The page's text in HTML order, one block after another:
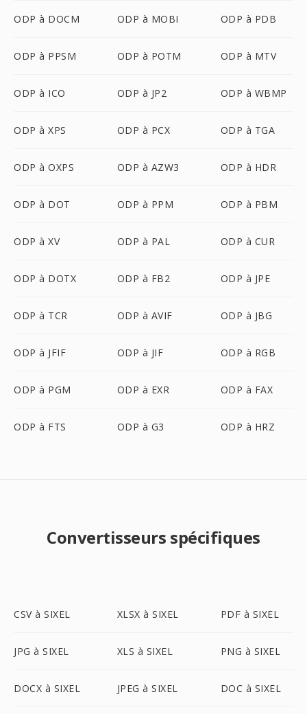
ODP à DOCM ODP à MOBI ODP à PDB
ODP à PPSM ODP à POTM ODP à MTV
ODP à ICO ODP à JP2 ODP à WBMP
ODP à XPS ODP à PCX ODP à TGA
ODP à OXPS ODP à AZW3 ODP à HDR
ODP à DOT ODP à PPM ODP à PBM
ODP à XV ODP à PAL ODP à CUR
ODP à DOTX ODP à FB2 ODP à JPE
ODP à TCR ODP à AVIF ODP à JBG
ODP à JFIF ODP à JIF ODP à RGB
ODP à PGM ODP à EXR ODP à FAX
ODP à FTS ODP à G3 ODP à HRZ
Convertisseurs spécifiques
CSV à SIXEL XLSX à SIXEL PDF à SIXEL
JPG à SIXEL XLS à SIXEL PNG à SIXEL
DOCX à SIXEL JPEG à SIXEL DOC à SIXEL